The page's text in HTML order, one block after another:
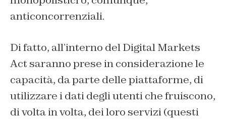
anticoncorrenziali.
Di fatto, all’interno del Digital Markets
Act saranno prese in considerazione le
capacità, da parte delle piattaforme, di
utilizzare i dati degli utenti che fruiscono,
di volta in volta, dei loro servizi (questi